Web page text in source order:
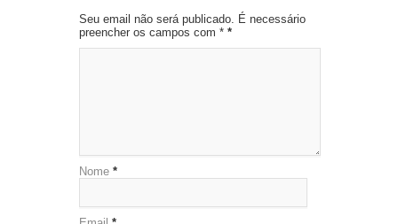
Seu email não será publicado. É necessário
preencher os campos com * *
Nome *